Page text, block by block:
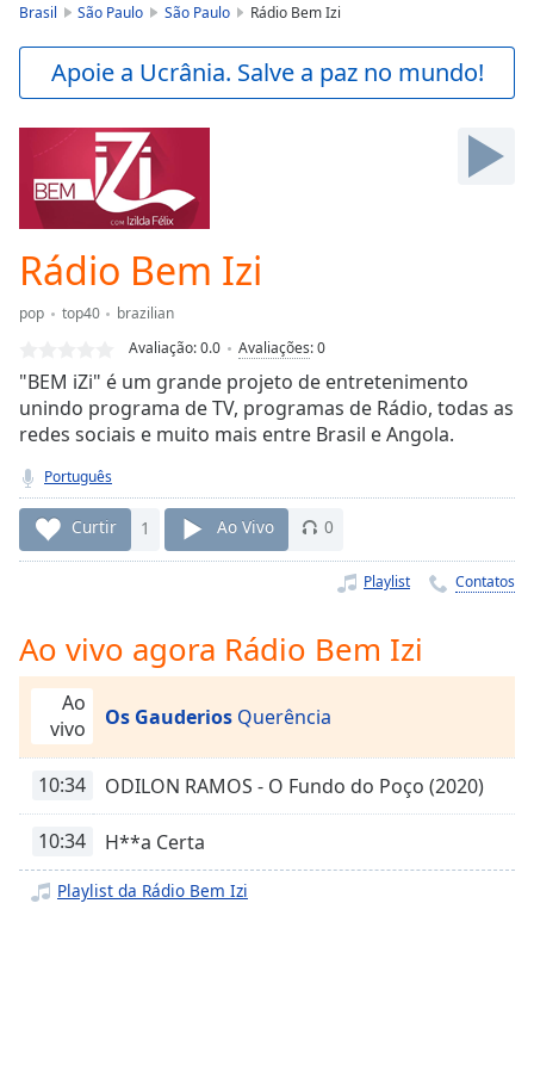
Skip
Forward
Mute
Current
Time0:00
Duration
0.00%
Stream
TypeLIVE
live,
currently
behind
LIVE
Remaining
1x
Playback
Chapters
Descriptions
descriptions
Brasil São Paulo São Paulo Rádio Bem Izi
Apoie a Ucrânia. Salve a paz no mundo!
Rádio Bem Izi
pop top40
brazilian
Avaliação:0.0 Avaliações:0
"BEM iZi" é um grande projeto de entretenimento
unindo programa de TV, programas de Rádio, todas as
redes sociais e muito mais entre Brasil e Angola.
Português
Curtir 1 Ao Vivo 0
Playlist Contatos
Ao vivo agora Rádio Bem Izi
Ao
vivo
Os Gauderios Querência
10:34 ODILON RAMOS - O Fundo do Poço (2020)
10:34 H**a Certa
Playlist da Rádio Bem Izi